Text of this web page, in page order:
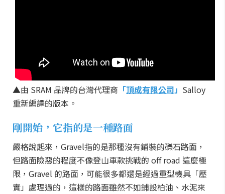
▲由 SRAM 品牌的台灣代理商 「頂成有限公司」 Salloy
重新編譯的版本。
剛開始，它指的是一種路面
嚴格說起來，Gravel指的是那種沒有鋪裝的礫石路面，
但路面險惡的程度不像登山車款挑戰的 off road 這麼極
限，Gravel 的路面，可能很多都還是經過重型機具「壓
實」處理過的，這樣的路面雖然不如鋪設柏油、水泥來